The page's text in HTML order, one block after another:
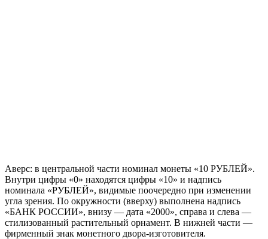
Аверс: в центральной части номинал монеты «10 РУБЛЕЙ».
Внутри цифры «0» находятся цифры «10» и надпись
номинала «РУБЛЕЙ», видимые поочередно при изменении
угла зрения. По окружности (вверху) выполнена надпись
«БАНК РОССИИ», внизу — дата «2000», справа и слева —
стилизованный растительный орнамент. В нижней части —
фирменный знак монетного двора-изготовителя.